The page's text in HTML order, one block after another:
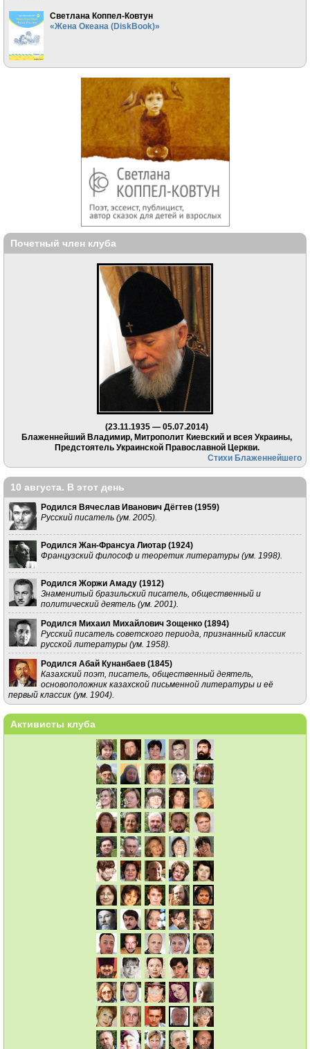
Светлана Коппел-Ковтун
«Жена Океана (DiskBook)»
Почетный член клуба
(23.11.1935 — 05.07.2014)
Блаженнейший Владимир, Митрополит Киевский и всея Украины,
Предстоятель Украинской Православной Церкви.
Стихи Блаженнейшего
10 августа. В этот день
Родился Вячеслав Иванович Дёгтев (1959)
Русский писатель (ум. 2005).
Родился Жан-Франсуа Лиотар (1924)
Французский философ и теоретик литературы (ум. 1998).
Родился Жоржи Амаду (1912)
Знаменитый бразильский писатель, общественный и
политический деятель (ум. 2001).
Родился Михаил Михайлович Зощенко (1894)
Русский писатель советского периода, признанный классик
русской литературы (ум. 1958).
Родился Абай Кунанбаев (1845)
Казахский поэт, писатель, общественный деятель,
основоположник казахской письменной литературы и её
первый классик (ум. 1904).
Активисты клуба